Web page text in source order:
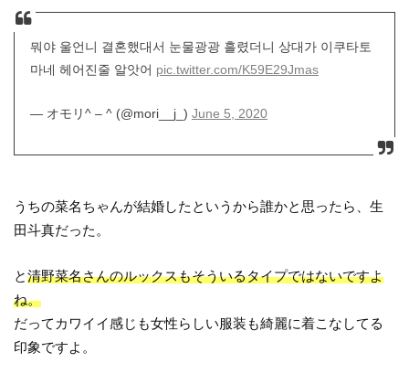
뭐야 울언니 결혼했대서 눈물광광 흘렸더니 상대가 이쿠타토
마네 헤어진줄 알앗어 pic.twitter.com/K59E29Jmas
— オモリ^ – ^ (@mori__j_) June 5, 2020
うちの菜名ちゃんが結婚したというから誰かと思ったら、生
田斗真だった。
と清野菜名さんのルックスもそういるタイプではないですよ
ね。
だってカワイイ感じも女性らしい服装も綺麗に着こなしてる
印象ですよ。